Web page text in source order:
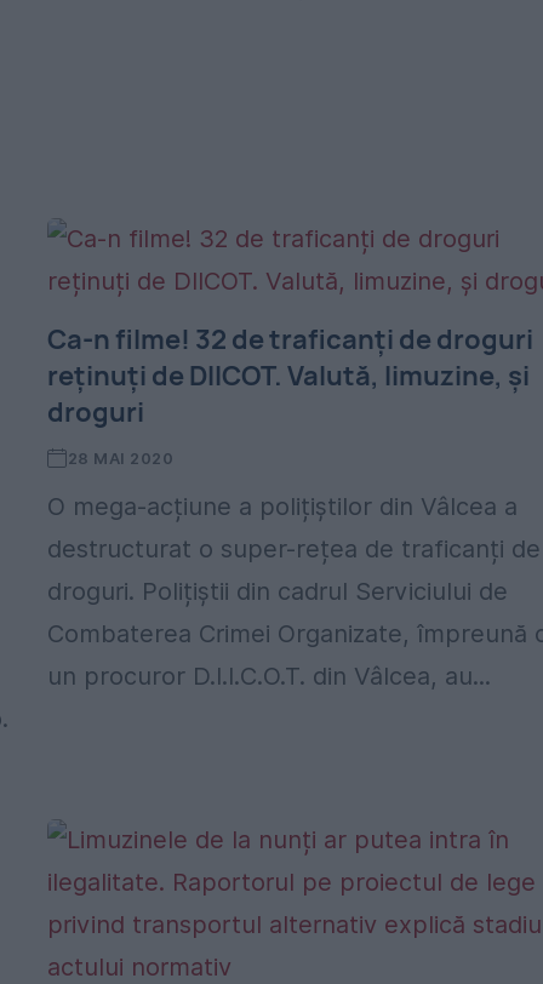
Ca-n filme! 32 de traficanți de droguri
reținuți de DIICOT. Valută, limuzine, și
droguri
28 MAI 2020
O mega-acțiune a polițiștilor din Vâlcea a
destructurat o super-rețea de traficanți de
droguri. Polițiștii din cadrul Serviciului de
Combaterea Crimei Organizate, împreună
un procuror D.I.I.C.O.T. din Vâlcea, au...